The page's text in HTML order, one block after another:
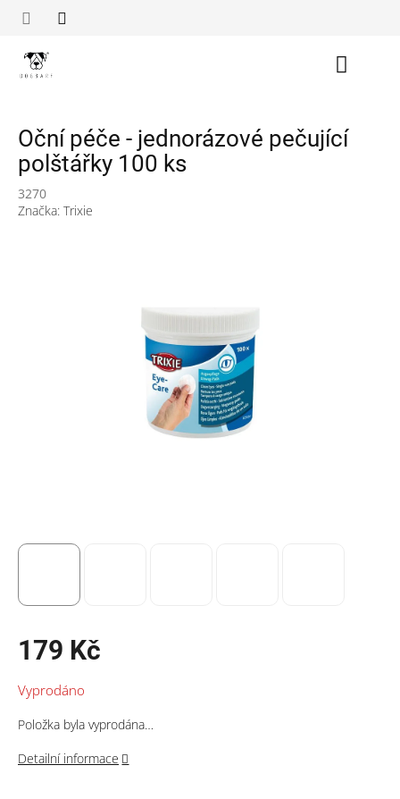
Oční péče - jednorázové pečující
polštářky 100 ks
3270
Značka: Trixie
179 Kč
cena:
Vyprodáno
Položka byla vyprodána…
Detailní informace